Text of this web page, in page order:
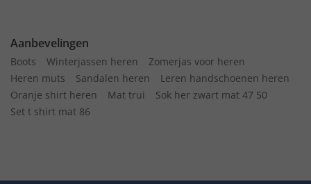
Aanbevelingen
Boots Winterjassen heren
Zomerjas voor heren
Heren muts
Sandalen heren
Leren handschoenen heren
Oranje shirt heren
Mat trui
Sok her zwart mat 47 50
Set t shirt mat 86